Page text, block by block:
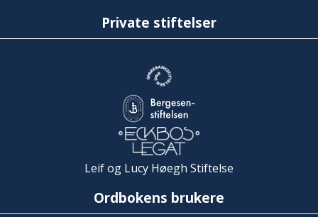
Private stiftelser
Leif og Lucy Høegh Stiftelse
Ordbokens brukere